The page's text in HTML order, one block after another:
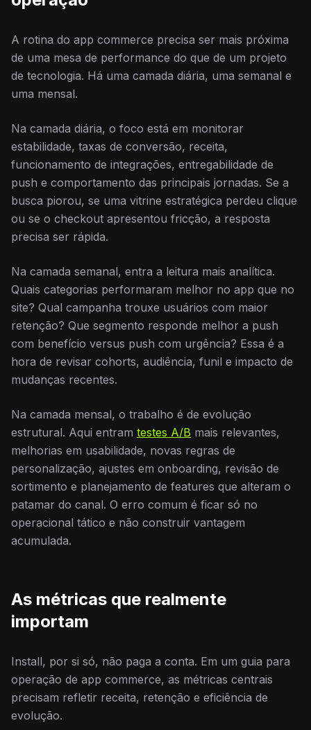
A rotina do app commerce precisa ser mais próxima
de uma mesa de performance do que de um projeto
de tecnologia. Há uma camada diária, uma semanal e
uma mensal.
Na camada diária, o foco está em monitorar
estabilidade, taxas de conversão, receita,
funcionamento de integrações, entregabilidade de
push e comportamento das principais jornadas. Se a
busca piorou, se uma vitrine estratégica perdeu clique
ou se o checkout apresentou fricção, a resposta
precisa ser rápida.
Na camada semanal, entra a leitura mais analítica.
Quais categorias performaram melhor no app que no
site? Qual campanha trouxe usuários com maior
retenção? Que segmento responde melhor a push
com benefício versus push com urgência? Essa é a
hora de revisar cohorts, audiência, funil e impacto de
mudanças recentes.
Na camada mensal, o trabalho é de evolução
estrutural. Aqui entram testes A/B mais relevantes,
melhorias em usabilidade, novas regras de
personalização, ajustes em onboarding, revisão de
sortimento e planejamento de features que alteram o
patamar do canal. O erro comum é ficar só no
operacional tático e não construir vantagem
acumulada.
As métricas que realmente
importam
Install, por si só, não paga a conta. Em um guia para
operação de app commerce, as métricas centrais
precisam refletir receita, retenção e eficiência de
evolução.